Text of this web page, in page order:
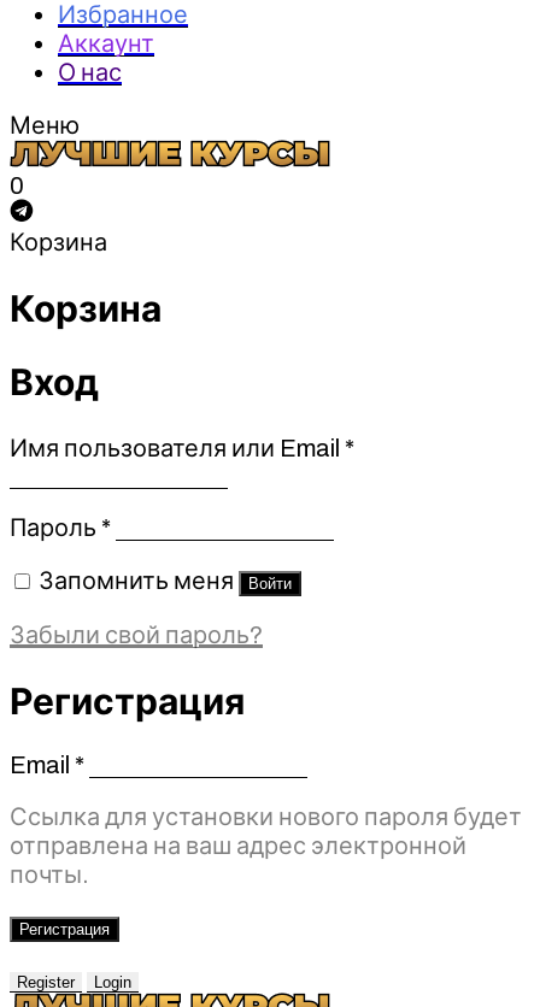
Избранное
Аккаунт
О нас
Меню
0
Корзина
Корзина
Вход
Имя пользователя или Email *Обязательно
Пароль *Обязательно
Запомнить меня Войти
Забыли свой пароль?
Регистрация
Email *Обязательно
Ссылка для установки нового пароля будет
отправлена ​​на ваш адрес электронной
почты.
Регистрация
Register Login